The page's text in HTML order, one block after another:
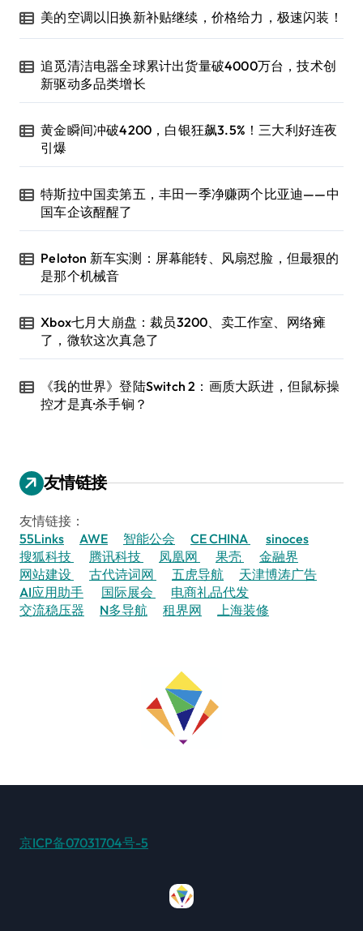
美的空调以旧换新补贴继续，价格给力，极速闪装！
追觅清洁电器全球累计出货量破4000万台，技术创
新驱动多品类增长
黄金瞬间冲破4200，白银狂飙3.5%！三大利好连夜
引爆
特斯拉中国卖第五，丰田一季净赚两个比亚迪——中
国车企该醒醒了
Peloton 新车实测：屏幕能转、风扇怼脸，但最狠的
是那个机械音
Xbox七月大崩盘：裁员3200、卖工作室、网络瘫
了，微软这次真急了
《我的世界》登陆Switch 2：画质大跃进，但鼠标操
控才是真·杀手锏？
友情链接
友情链接：
55Links
AWE 智能公会 CE CHINA
sinoces
搜狐科技
腾讯科技 凤凰网 果壳
金融界
网站建设
古代诗词网 五虎导航
天津博涛广告
AI应用助手
国际展会
电商礼品代发
交流稳压器
N多导航 租界网 上海装修
京ICP备07031704号-5